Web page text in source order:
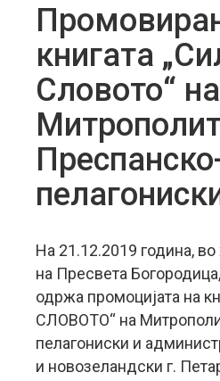
книгата
Словото“ на
На 21.12.2019 година,
на Пресвета
одржа промоцијата на
СЛОВОТО“ на
пелагониски и
и новозеландски г.